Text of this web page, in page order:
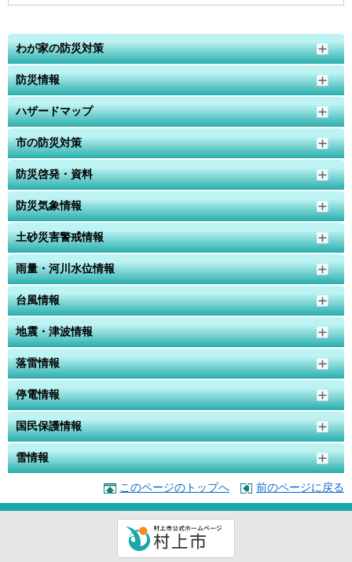
わが家の防災対策
防災情報
ハザードマップ
市の防災対策
防災啓発・資料
防災気象情報
土砂災害警戒情報
雨量・河川水位情報
台風情報
地震・津波情報
落雷情報
停電情報
国民保護情報
雪情報
このページのトップへ 前のページに戻る